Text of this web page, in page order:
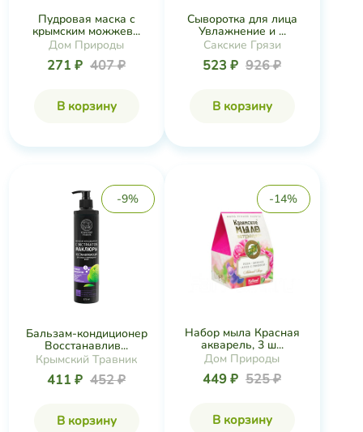
Пудровая маска с
крымским можжев...
Дом Природы
271 ₽ 407 ₽
В корзину
Сыворотка для лица
Увлажнение и ...
Сакские Грязи
523 ₽ 926 ₽
В корзину
-9%
Бальзам-кондиционер
Восстанавлив...
Крымский Травник
411 ₽ 452 ₽
В корзину
-14%
Набор мыла Красная
акварель, 3 ш...
Дом Природы
449 ₽ 525 ₽
В корзину